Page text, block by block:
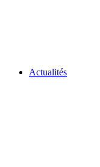
Actualités